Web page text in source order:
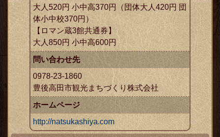
大人520円 小中高370円（団体大人420円 団
体小中校370円）
【ロマン蔵3館共通券】
大人850円 小中高600円
問い合わせ先
0978-23-1860
豊後高田市観光まちづくり株式会社
ホームページ
http://natsukashiya.com